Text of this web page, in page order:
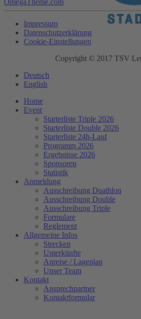
Impressum
Datenschutzerklärung
Cookie-Einstellungen
Copyright © 2017 TSV
Deutsch
English
Home
Event
Starterliste Triple 2026
Starterliste Double 2026
Starterliste 24h-Lauf
Programm 2026
Ergebnisse 2026
Sponsoren
Statistik
Anmeldung
Ausschreibung Duathlon
Ausschreibung Double
Ausschreibung Triple
Formulare
Reglement
Allgemeine Infos
Strecken
Unterkünfte
Anreise / Lageplan
Unser Team
Kontakt
Ansprechpartner
Kontaktformular